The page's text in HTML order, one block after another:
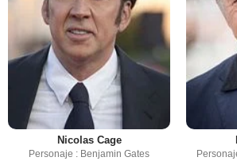
Nicolas Cage
Personaje : Benjamin Gates